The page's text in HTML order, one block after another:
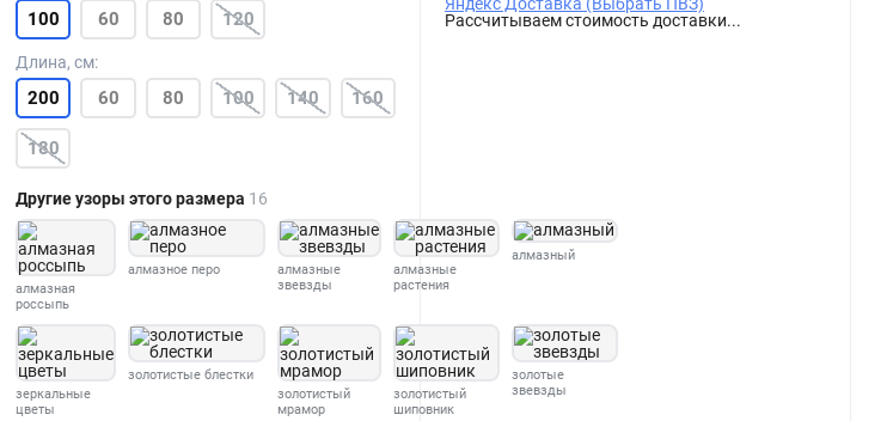
100 60 80 120
Длина, см:
200 60 80 100 140 160
180
Другие узоры этого размера 16
алмазная
россыпь
алмазное перо
алмазные
звевзды
алмазные
растения
алмазный
зеркальные
цветы
золотистые блестки
золотистый
мрамор
золотистый
шиповник
золотые
звевзды
Рассчитываем стоимость доставки...